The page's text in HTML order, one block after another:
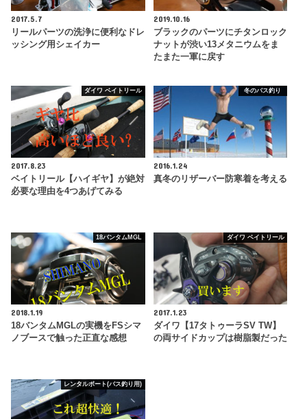
2017.5.7
リールパーツの洗浄に便利なドレ
ッシング用シェイカー
2019.10.16
ブラックのパーツにチタンロック
ナットが渋い13メタニウムをま
たまた一軍に戻す
ダイワ ベイトリール
2017.8.23
ベイトリール【ハイギヤ】が絶対
必要な理由を4つあげてみる
冬のバス釣り
2016.1.24
真冬のリザーバー防寒着を考える
18バンタムMGL
2018.1.19
18バンタムMGLの実機をFSシマ
ノブースで触った正直な感想
ダイワ ベイトリール
2017.1.23
ダイワ【17タトゥーラSV TW】
の両サイドカップは樹脂製だった
レンタルボート(バス釣り用)